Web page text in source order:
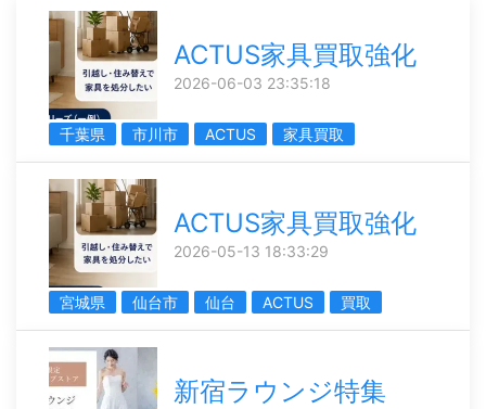
ACTUS家具買取強化
2026-06-03 23:35:18
千葉県 市川市 ACTUS 家具買取
ACTUS家具買取強化
2026-05-13 18:33:29
宮城県 仙台市 仙台 ACTUS 買取
新宿ラウンジ特集